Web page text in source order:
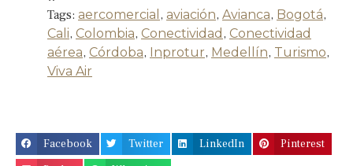
Tags: aercomercial , aviación, Avianca, Bogotá,
Cali, Colombia, Conectividad , Conectividad
aérea, Córdoba, Inprotur, Medellín, Turismo,
Viva Air
Facebook Twitter LinkedIn
Pinterest